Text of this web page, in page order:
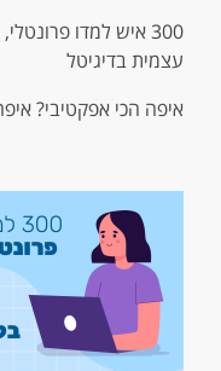
עצמית בדיגיטל
איפה הכי אפקטיבי?